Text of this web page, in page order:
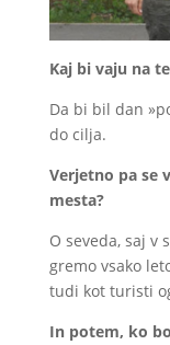
Kaj bi vaju na
Da bi bil dan
do cilja.
Verjetno pa se
mesta?
O seveda, saj v
gremo vsako
tudi kot turisti
In potem, ko